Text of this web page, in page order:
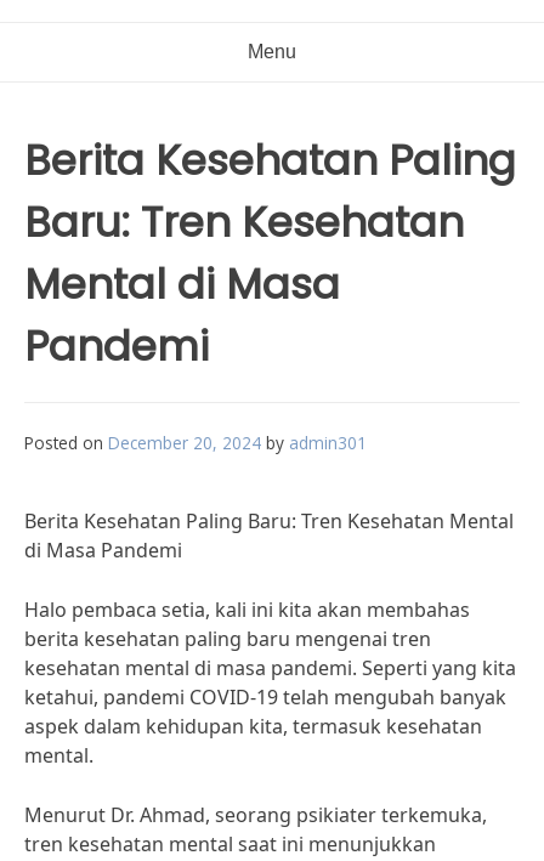
Menu
Berita Kesehatan Paling
Baru: Tren Kesehatan
Mental di Masa
Pandemi
Posted on December 20, 2024 by admin301
Berita Kesehatan Paling Baru: Tren Kesehatan Mental
di Masa Pandemi
Halo pembaca setia, kali ini kita akan membahas
berita kesehatan paling baru mengenai tren
kesehatan mental di masa pandemi. Seperti yang kita
ketahui, pandemi COVID-19 telah mengubah banyak
aspek dalam kehidupan kita, termasuk kesehatan
mental.
Menurut Dr. Ahmad, seorang psikiater terkemuka,
tren kesehatan mental saat ini menunjukkan